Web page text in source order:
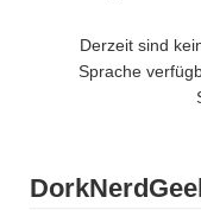
Derzeit sind
Sprache